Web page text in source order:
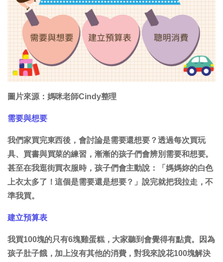
圖片來源：媽咪老師Cindy整理
需要與想要
我們家買完東西後，會討論是需要還想要？透過每次買玩
具、買書與買菜的練習，漸漸的孩子們會辨別需要和想要。
甚至在我逛街買衣服時，孩子們會主動說：「媽媽妳的白色
上衣太多了！這個是需要還是想要？」說完就把我拉走，不
準我買。
建立預算表
我買100塊的只有6塊雞蛋糕，大家聽到會覺得有點貴。因為
孩子肚子餓，加上沒有其他的消費，對我來說花100塊解決